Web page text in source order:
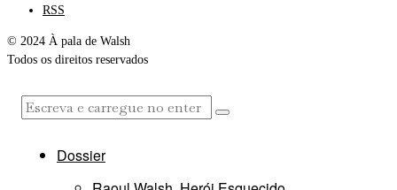
RSS
© 2024 À pala de Walsh
Todos os direitos reservados
Dossier